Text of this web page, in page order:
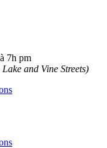
7h pm
and Vine Streets)